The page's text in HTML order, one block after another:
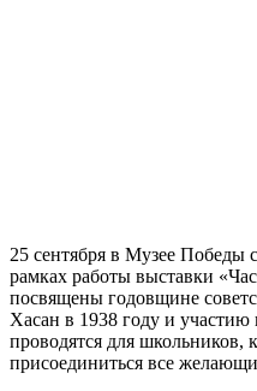
25 сентября в Музее Победы
рамках работы выставки
посвящены годовщине
Хасан в 1938 году и
проводятся для школьников,
присоединиться все